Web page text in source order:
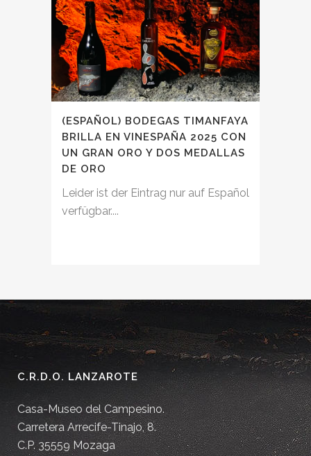
(ESPAÑOL) BODEGAS TIMANFAYA
BRILLA EN VINESPAÑA 2025 CON
UN GRAN ORO Y DOS MEDALLAS
DE ORO
Leider ist der Eintrag nur auf Español
verfügbar....
C.R.D.O. LANZAROTE
Casa-Museo del Campesino.
Carretera Arrecife-Tinajo, 8.
C.P. 35559 Mozaga